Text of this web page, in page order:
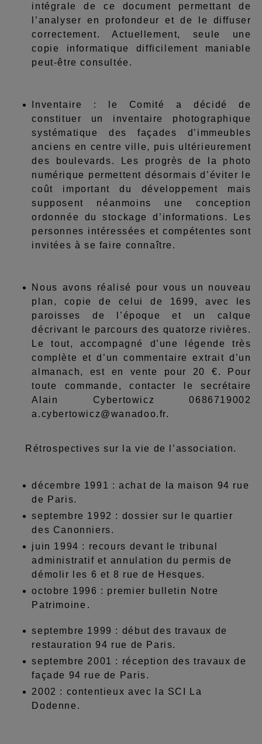
intégrale de ce document permettant de
l’analyser en profondeur et de le diffuser
correctement. Actuellement, seule une
copie informatique difficilement maniable
peut-être consultée.
Inventaire : le Comité a décidé de
constituer un inventaire photographique
systématique des façades d’immeubles
anciens en centre ville, puis ultérieurement
des boulevards. Les progrès de la photo
numérique permettent désormais d’éviter le
coût important du développement mais
supposent néanmoins une conception
ordonnée du stockage d’informations. Les
personnes intéressées et compétentes sont
invitées à se faire connaître.
Nous avons réalisé pour vous un nouveau
plan, copie de celui de 1699, avec les
paroisses de l’époque et un calque
décrivant le parcours des quatorze rivières.
Le tout, accompagné d’une légende très
complète et d’un commentaire extrait d’un
almanach, est en vente pour 20 €. Pour
toute commande, contacter le secrétaire
Alain Cybertowicz 0686719002
a.cybertowicz@wanadoo.fr.
Rétrospectives sur la vie de l’association.
décembre 1991 : achat de la maison 94 rue
de Paris.
septembre 1992 : dossier sur le quartier
des Canonniers.
juin 1994 : recours devant le tribunal
administratif et annulation du permis de
démolir les 6 et 8 rue de Hesques.
octobre 1996 : premier bulletin Notre
Patrimoine.
septembre 1999 : début des travaux de
restauration 94 rue de Paris.
septembre 2001 : réception des travaux de
façade 94 rue de Paris.
2002 : contentieux avec la SCI La
Dodenne.